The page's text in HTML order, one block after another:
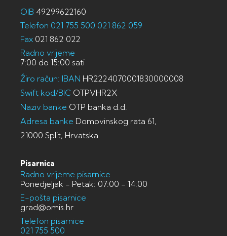
OIB 49299622160
Telefon 021 755 500 021 862 059
Fax 021 862 022
Radno vrijeme
7:00 do 15:00 sati
Žiro račun: IBAN HR2224070001830000008
Swift kod/BIC OTPVHR2X
Naziv banke OTP banka d.d.
Adresa banke Domovinskog rata 61,
21000 Split, Hrvatska
Pisarnica
Radno vrijeme pisarnice
Ponedjeljak - Petak: 07:00 - 14:00
E-pošta pisarnice
grad@omis.hr
Telefon pisarnice
021 755 500